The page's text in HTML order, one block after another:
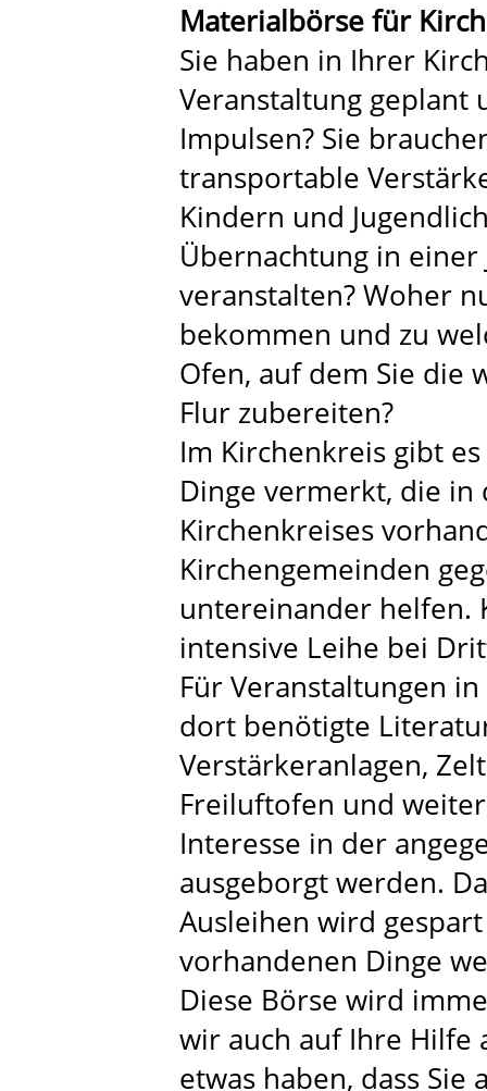
Materialbörse für
Sie haben in Ihrer
Veranstaltung geplant
Impulsen? Sie
transportable
Kindern und
Übernachtung in
veranstalten? Woher
bekommen und zu
Ofen, auf dem Sie die
Flur zubereiten?
Im Kirchenkreis gibt
Dinge vermerkt, die in
Kirchenkreises
Kirchengemeinden
untereinander helfen.
intensive Leihe bei
Für Veranstaltungen
dort benötigte
Verstärkeranlagen,
Freiluftofen und
Interesse in der
ausgeborgt werden.
Ausleihen wird
vorhandenen Dinge
Diese Börse wird
wir auch auf Ihre Hilfe
etwas haben, dass